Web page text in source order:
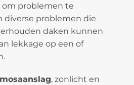
problemen te
diverse problemen die
daken kunnen
lekkage op een of
mosaanslag, zonlicht en